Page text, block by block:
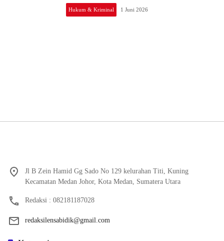
Hukum & Kriminal 1 Juni 2026
Jl B Zein Hamid Gg Sado No 129 kelurahan Titi, Kuning
Kecamatan Medan Johor, Kota Medan, Sumatera Utara
Redaksi : 082181187028
redaksilensabidik@gmail.com